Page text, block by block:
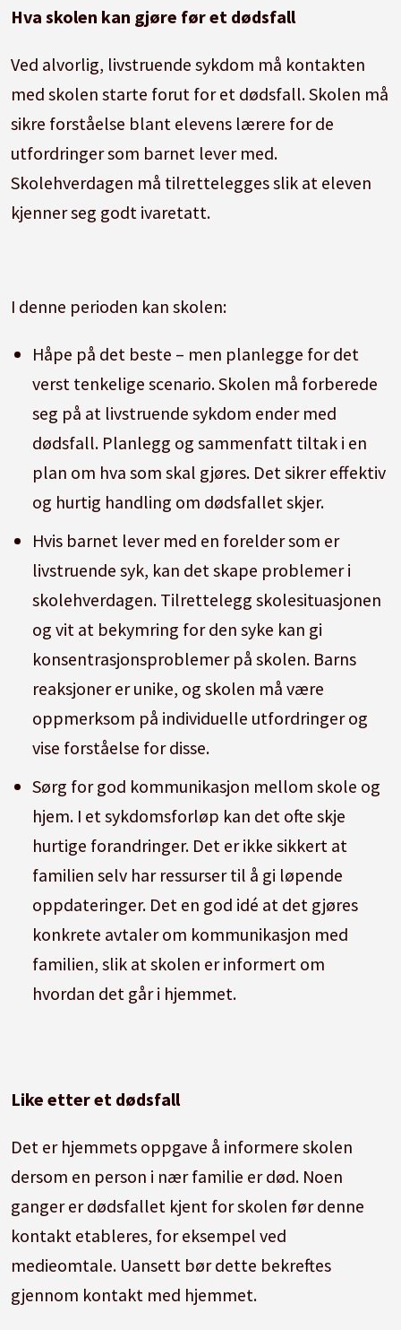
Hva skolen kan gjøre før et dødsfall
Ved alvorlig, livstruende sykdom må kontakten
med skolen starte forut for et dødsfall. Skolen må
sikre forståelse blant elevens lærere for de
utfordringer som barnet lever med.
Skolehverdagen må tilrettelegges slik at eleven
kjenner seg godt ivaretatt.
I denne perioden kan skolen:
Håpe på det beste – men planlegge for det
verst tenkelige scenario. Skolen må forberede
seg på at livstruende sykdom ender med
dødsfall. Planlegg og sammenfatt tiltak i en
plan om hva som skal gjøres. Det sikrer effektiv
og hurtig handling om dødsfallet skjer.
Hvis barnet lever med en forelder som er
livstruende syk, kan det skape problemer i
skolehverdagen. Tilrettelegg skolesituasjonen
og vit at bekymring for den syke kan gi
konsentrasjonsproblemer på skolen. Barns
reaksjoner er unike, og skolen må være
oppmerksom på individuelle utfordringer og
vise forståelse for disse.
Sørg for god kommunikasjon mellom skole og
hjem. I et sykdomsforløp kan det ofte skje
hurtige forandringer. Det er ikke sikkert at
familien selv har ressurser til å gi løpende
oppdateringer. Det en god idé at det gjøres
konkrete avtaler om kommunikasjon med
familien, slik at skolen er informert om
hvordan det går i hjemmet.
Like etter et dødsfall
Det er hjemmets oppgave å informere skolen
dersom en person i nær familie er død. Noen
ganger er dødsfallet kjent for skolen før denne
kontakt etableres, for eksempel ved
medieomtale. Uansett bør dette bekreftes
gjennom kontakt med hjemmet.